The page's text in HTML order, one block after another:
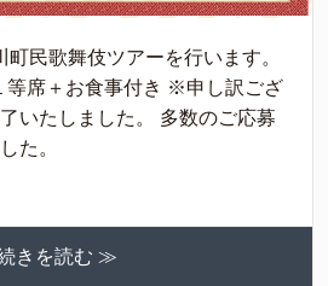
民歌舞伎ツアーを行います。
等席＋お食事付き ※申し訳ござ
いたしました。 多数のご応募
た。
きを読む ≫